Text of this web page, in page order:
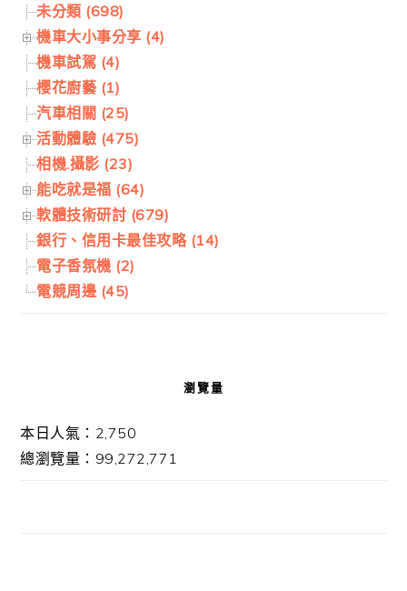
未分類 (698)
機車大小事分享 (4)
機車試駕 (4)
櫻花廚藝 (1)
汽車相關 (25)
活動體驗 (475)
相機.攝影 (23)
能吃就是福 (64)
軟體技術研討 (679)
銀行、信用卡最佳攻略 (14)
電子香氛機 (2)
電競周邊 (45)
瀏覽量
本日人氣：2,750
總瀏覽量：99,272,771